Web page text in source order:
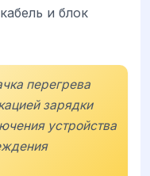
и блок
перегрева
зарядки
устройства